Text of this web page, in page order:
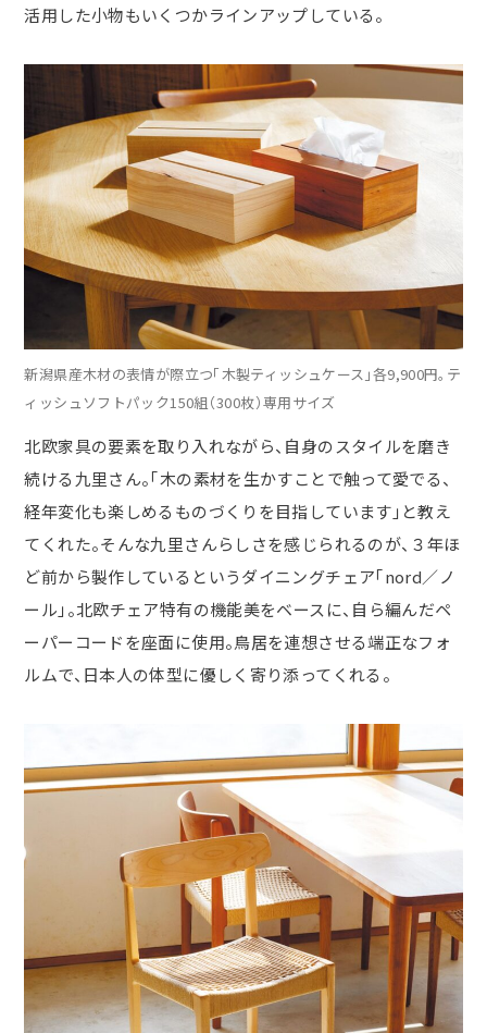
活用した小物もいくつかラインアップしている。
新潟県産木材の表情が際立つ「木製ティッシュケース」各9,900円。テ
ィッシュソフトパック150組（300枚）専用サイズ
北欧家具の要素を取り入れながら、自身のスタイルを磨き
続ける九里さん。「木の素材を生かすことで触って愛でる、
経年変化も楽しめるものづくりを目指しています」と教え
てくれた。そんな九里さんらしさを感じられるのが、３年ほ
ど前から製作しているというダイニングチェア「nord／ノ
ール」。北欧チェア特有の機能美をベースに、自ら編んだペ
ーパーコードを座面に使用。鳥居を連想させる端正なフォ
ルムで、日本人の体型に優しく寄り添ってくれる。